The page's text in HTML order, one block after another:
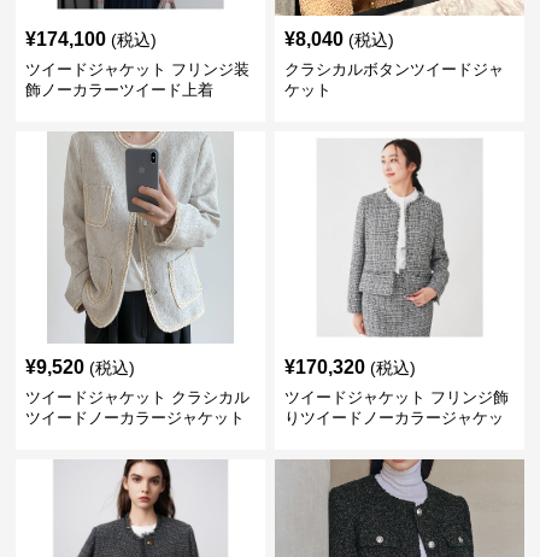
¥174,100 (税込)
ツイードジャケット フリンジ装
飾ノーカラーツイード上着
¥8,040 (税込)
クラシカルボタンツイードジャ
ケット
¥9,520 (税込)
ツイードジャケット クラシカル
ツイードノーカラージャケット
¥170,320 (税込)
ツイードジャケット フリンジ飾
りツイードノーカラージャケッ